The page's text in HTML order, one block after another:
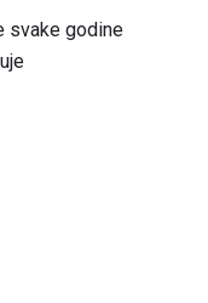
svake godine